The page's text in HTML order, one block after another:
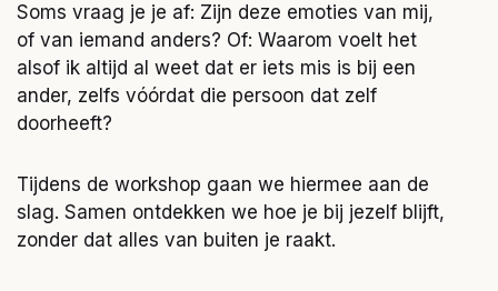
Soms vraag je je af: Zijn deze emoties van mij,
of van iemand anders? Of: Waarom voelt het
alsof ik altijd al weet dat er iets mis is bij een
ander, zelfs vóórdat die persoon dat zelf
doorheeft?
Tijdens de workshop gaan we hiermee aan de
slag. Samen ontdekken we hoe je bij jezelf blijft,
zonder dat alles van buiten je raakt.